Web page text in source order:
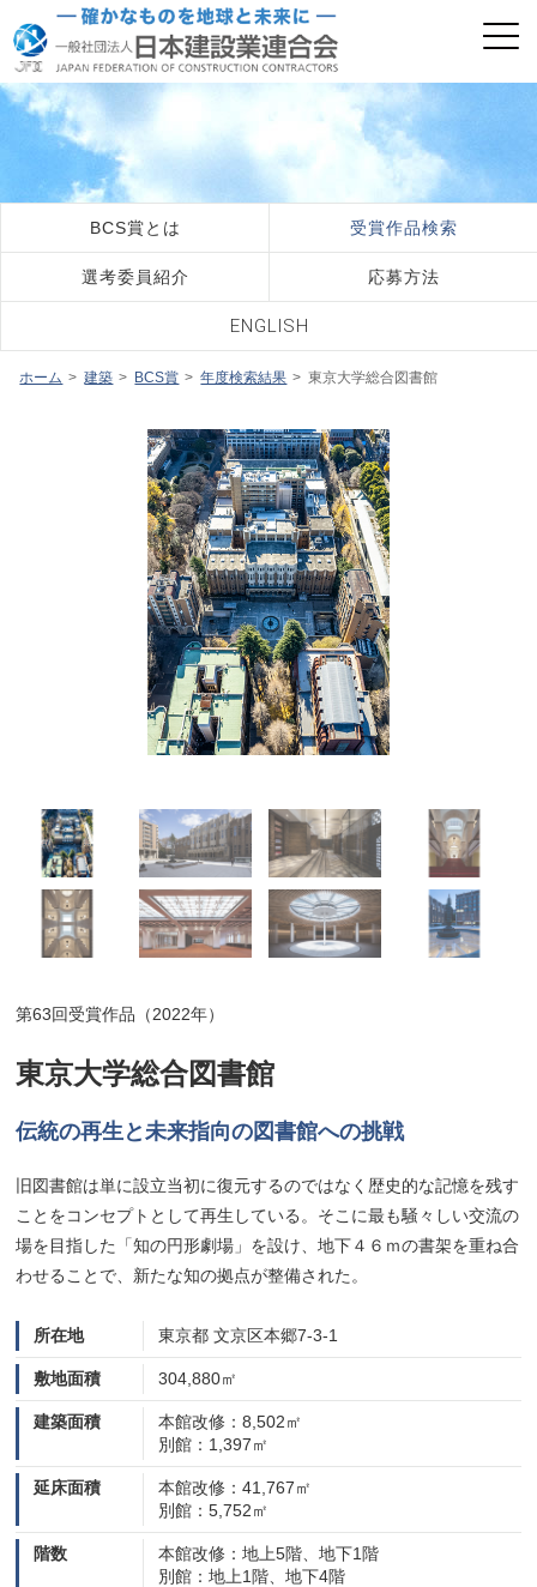
日建連表彰 BCS賞
BCS賞とは 受賞作品検索
選考委員紹介 応募方法
ENGLISH
ホーム 建築 BCS賞 年度検索結果 東京大学総合図書館
第63回受賞作品（2022年）
東京大学総合図書館
伝統の再生と未来指向の図書館への挑戦
旧図書館は単に設立当初に復元するのではなく歴史的な記憶を残す
ことをコンセプトとして再生している。そこに最も騒々しい交流の
場を目指した「知の円形劇場」を設け、地下４６ｍの書架を重ね合
わせることで、新たな知の拠点が整備された。
所在地 東京都 文京区本郷7-3-1
敷地面積 304,880㎡
建築面積
本館改修：8,502㎡
別館：1,397㎡
延床面積
本館改修：41,767㎡
別館：5,752㎡
階数
本館改修：地上5階、地下1階
別館：地上1階、地下4階